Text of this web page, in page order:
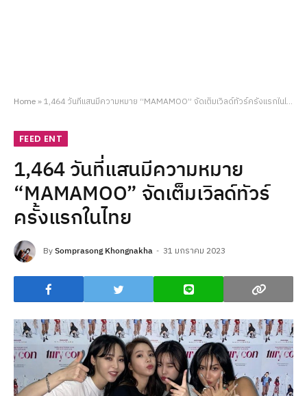
Home»1,464 วันที่แสนมีความหมาย “MAMAMOO” จัดเต็มเวิลด์ทัวร์ครั้งแรกในไทย
FEED ENT
1,464 วันที่แสนมีความหมาย
“MAMAMOO” จัดเต็มเวิลด์ทัวร์
ครั้งแรกในไทย
BySomprasong Khongnakha 31 มกราคม 2023